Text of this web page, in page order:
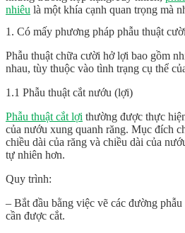
nhiêu là một khía cạnh quan trọng mà
1. Có mấy phương pháp phẫu thuật
Phẫu thuật chữa cười hở lợi bao gồm
nhau, tùy thuộc vào tình trạng cụ thể
1.1 Phẫu thuật cắt nướu (lợi)
Phẫu thuật cắt lợi thường được thực
của nướu xung quanh răng. Mục đích
chiều dài của răng và chiều dài của
tự nhiên hơn.
Quy trình:
– Bắt đầu bằng việc vẽ các đường
cần được cắt.